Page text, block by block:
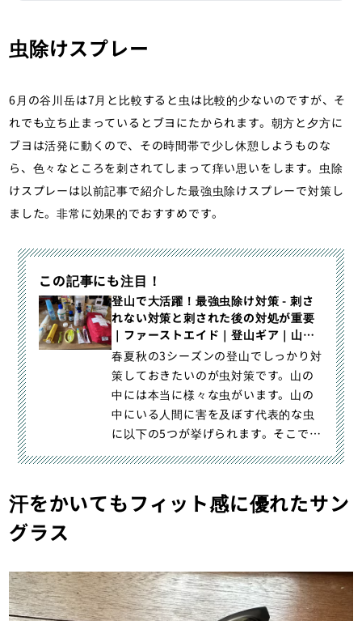
虫除けスプレー
6月の谷川岳は7月と比較すると虫は比較的少ないのですが、そ
れでも立ち止まっているとブヨにたかられます。朝方と夕方に
ブヨは活発に動くので、その時間帯で少し休憩しようものな
ら、色々なところを刺されてしまって痒い思いをします。虫除
けスプレーは以前記事で紹介した最強虫除けスプレーで対策し
ました。非常に効果的でおすすめです。
この記事にも注目！
登山で大活躍！最強虫除け対策 - 刺さ
れない対策と刺された後の対処が重要
｜ファーストエイド｜登山ギア｜山の
モノ｜登山・トレラン・山スキーマガ
ジン「山旅旅」
春夏秋の3シーズンの登山でしっかり対
策しておきたいのが虫対策です。山の
中には本当に様々な虫がいます。山の
中にいる人間に害を及ぼす代表的な虫
に以下の5つが挙げられます。そこで今
回は登山初心者の方から上級｜登山で
対策と刺された後の対処が重要｜登
山・トレラン・山スキーマガジン「山
ジです。
汗をかいてもフィット感に優れたサン
グラス